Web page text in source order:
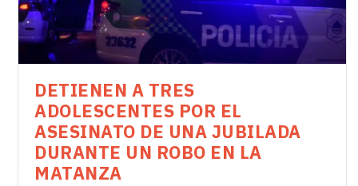
DETIENEN A TRES
ADOLESCENTES POR EL
ASESINATO DE UNA JUBILADA
DURANTE UN ROBO EN LA
MATANZA